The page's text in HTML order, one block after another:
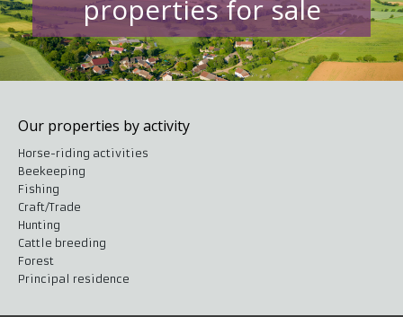
properties for sale
Our properties by activity
Horse-riding activities
Beekeeping
Fishing
Craft/Trade
Hunting
Cattle breeding
Forest
Principal residence